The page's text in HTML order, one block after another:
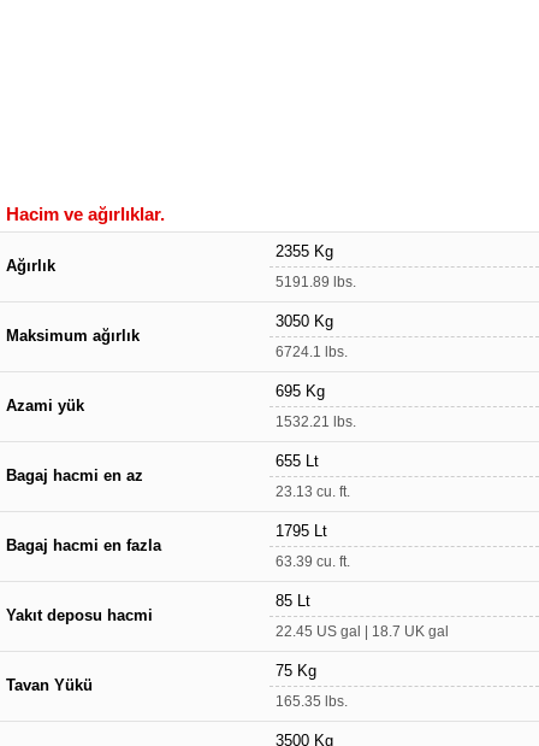
Hacim ve ağırlıklar.
Ağırlık
2355 Kg
5191.89 lbs.
Maksimum ağırlık
3050 Kg
6724.1 lbs.
Azami yük
695 Kg
1532.21 lbs.
Bagaj hacmi en az
655 Lt
23.13 cu. ft.
Bagaj hacmi en fazla
1795 Lt
63.39 cu. ft.
Yakıt deposu hacmi
85 Lt
22.45 US gal | 18.7 UK gal
Tavan Yükü
75 Kg
165.35 lbs.
3500 Kg